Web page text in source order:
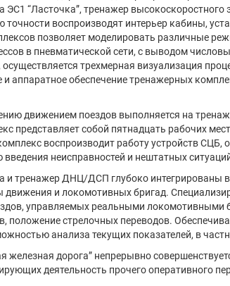
ЭС1 “Ласточка”, тренажер
точности воспроизводят интерьер кабины,
позволяет моделировать различные
в пневматической сети, с выводом
трехмерная визуализация
аппаратное обеспечение тренажерных
движением поездов выполняется на
представляет собой пятнадцать рабочих
воспроизводит работу устройств СЦБ,
неисправностей и нештатных
тренажер ДНЦ/ДСП глубоко интегрированы
и локомотивных бригад.
управляемых реальными локомотивными
положение стрелочных переводов.
анализа текущих показателей, в
дорога” непрерывно
деятельность прочего оперативного